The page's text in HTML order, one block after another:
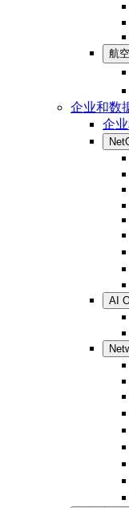
航
企业和数
企
AI